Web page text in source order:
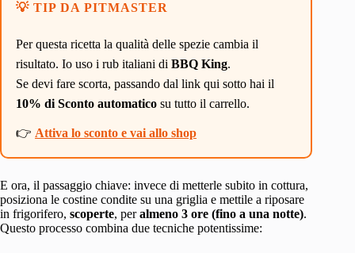
💡 TIP DA PITMASTER
Per questa ricetta la qualità delle spezie cambia il
risultato. Io uso i rub italiani di BBQ King.
Se devi fare scorta, passando dal link qui sotto hai il
10% di Sconto automatico su tutto il carrello.
👉 Attiva lo sconto e vai allo shop
E ora, il passaggio chiave: invece di metterle subito in cottura,
posiziona le costine condite su una griglia e mettile a riposare
in frigorifero, scoperte, peralmeno 3 ore (fino a una notte).
Questo processo combina due tecniche potentissime: